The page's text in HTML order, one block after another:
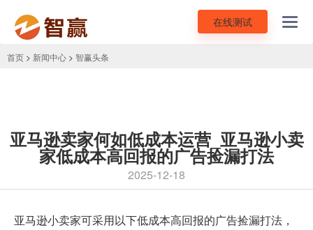
在线测试
首页 > 新闻中心 > 智赢头条
亚马逊卖家何如低成本运营_亚马逊小卖
家低成本高回报的广告捡漏打法
2025-12-18
亚马逊小卖家可采用以下低成本高回报的广告捡漏打法，